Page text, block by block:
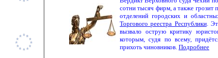
сотни тысяч фирм, а также грозит
отделений городских и
Торгового реестра Республики.
вызвало острую критику
которым, судя по всему,
прихоть чиновников. Подробнее